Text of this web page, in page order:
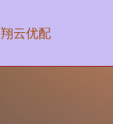
翔云优配